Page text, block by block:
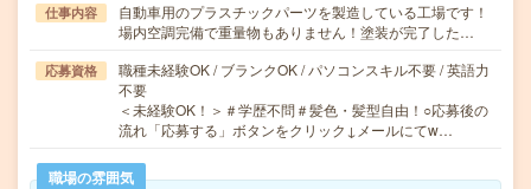
仕事内容
自動車用のプラスチックパーツを製造している工場です！
場内空調完備で重量物もありません！塗装が完了した…
応募資格
職種未経験OK / ブランクOK / パソコンスキル不要 / 英語力
不要
＜未経験OK！＞＃学歴不問＃髪色・髪型自由！○応募後の
流れ「応募する」ボタンをクリック↓メールにてw…
職場の雰囲気